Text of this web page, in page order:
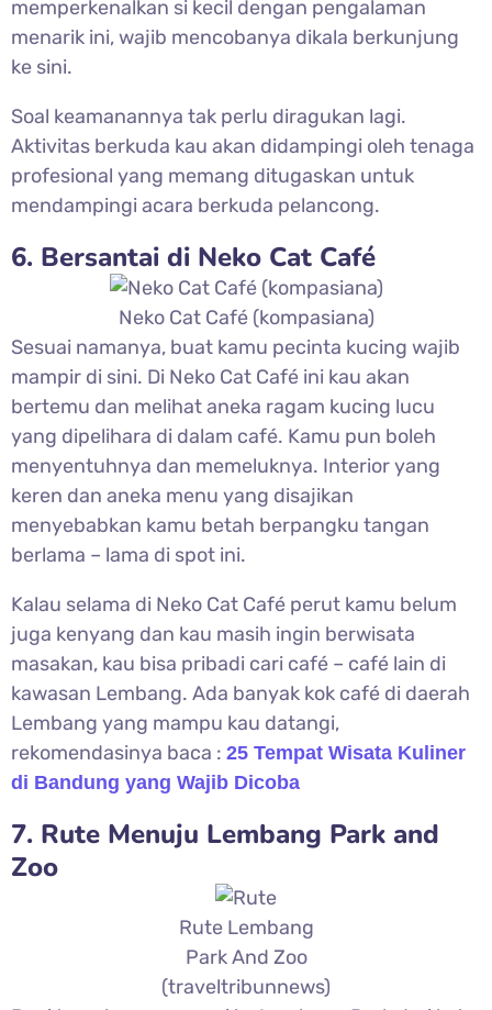
memperkenalkan si kecil dengan pengalaman
menarik ini, wajib mencobanya dikala berkunjung
ke sini.
Soal keamanannya tak perlu diragukan lagi.
Aktivitas berkuda kau akan didampingi oleh tenaga
profesional yang memang ditugaskan untuk
mendampingi acara berkuda pelancong.
6. Bersantai di Neko Cat Café
Neko Cat Café (kompasiana)
Sesuai namanya, buat kamu pecinta kucing wajib
mampir di sini. Di Neko Cat Café ini kau akan
bertemu dan melihat aneka ragam kucing lucu
yang dipelihara di dalam café. Kamu pun boleh
menyentuhnya dan memeluknya. Interior yang
keren dan aneka menu yang disajikan
menyebabkan kamu betah berpangku tangan
berlama – lama di spot ini.
Kalau selama di Neko Cat Café perut kamu belum
juga kenyang dan kau masih ingin berwisata
masakan, kau bisa pribadi cari café – café lain di
kawasan Lembang. Ada banyak kok café di daerah
Lembang yang mampu kau datangi,
rekomendasinya baca : 25 Tempat Wisata Kuliner
di Bandung yang Wajib Dicoba
7. Rute Menuju Lembang Park and
Zoo
Rute Lembang
Park And Zoo
(traveltribunnews)